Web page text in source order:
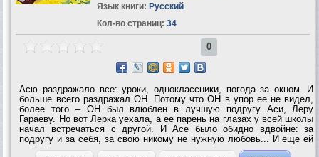
Язык книги: Русский
Кол-во страниц: 34
0
Асю раздражало все: уроки, одноклассники, погода за окном. И
больше всего раздражал ОН. Потому что ОН в упор ее не видел,
более того – ОН был влюблен в лучшую подругу Аси, Леру
Гараеву. Но вот Лерка уехала, а ее парень на глазах у всей школы
начал встречаться с другой. И Асе было обидно вдвойне: за
подругу и за себя, за свою никому не нужную любовь... И еще ей
было совершенно непонятно, что делать, если Лера вдруг